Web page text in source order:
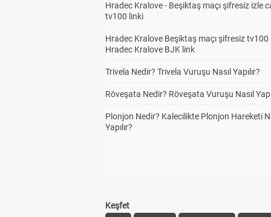
Hradec Kralove - Beşiktaş maçı şifresiz izle
tv100 linki
Hradec Kralove Beşiktaş maçı şifresiz tv100
Hradec Kralove BJK link
Trivela Nedir? Trivela Vuruşu Nasıl Yapılır?
Röveşata Nedir? Röveşata Vuruşu Nasıl
Plonjon Nedir? Kalecilikte Plonjon Hareketi
Yapılır?
Keşfet